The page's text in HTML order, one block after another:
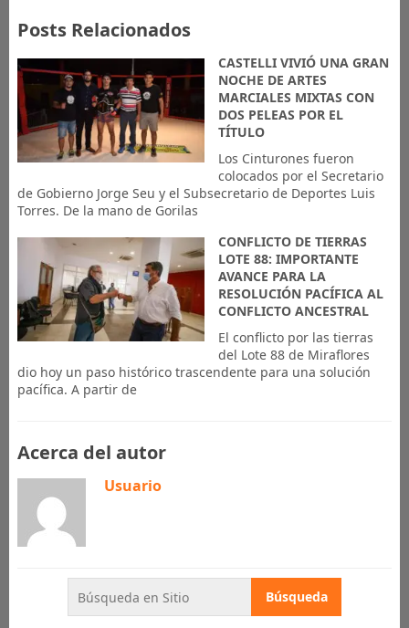
Posts Relacionados
CASTELLI VIVIÓ UNA GRAN
NOCHE DE ARTES
MARCIALES MIXTAS CON
DOS PELEAS POR EL
TÍTULO
Los Cinturones fueron
colocados por el Secretario
de Gobierno Jorge Seu y el Subsecretario de Deportes Luis
Torres. De la mano de Gorilas
CONFLICTO DE TIERRAS
LOTE 88: IMPORTANTE
AVANCE PARA LA
RESOLUCIÓN PACÍFICA AL
CONFLICTO ANCESTRAL
El conflicto por las tierras
del Lote 88 de Miraflores
dio hoy un paso histórico trascendente para una solución
pacífica. A partir de
Acerca del autor
Usuario